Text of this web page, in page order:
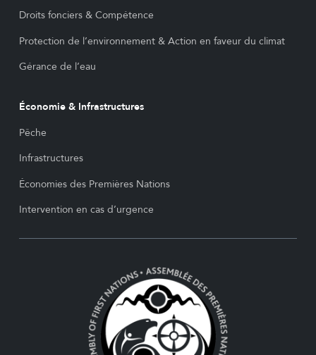
Droits fonciers & Compétence
Protection de l’environnement & Action en faveur du climat
Gérance de l’eau
Économie & Infrastructures
Pêche
Infrastructures
Économies des Premières Nations
Intervention en cas d’urgence